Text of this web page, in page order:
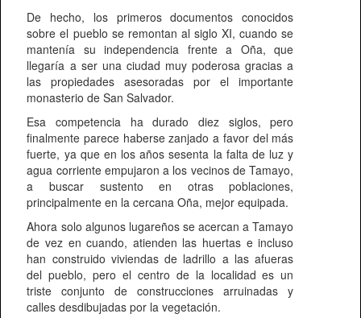
De hecho, los primeros documentos conocidos
sobre el pueblo se remontan al siglo XI, cuando se
mantenía su independencia frente a Oña, que
llegaría a ser una ciudad muy poderosa gracias a
las propiedades asesoradas por el importante
monasterio de San Salvador.
Esa competencia ha durado diez siglos, pero
finalmente parece haberse zanjado a favor del más
fuerte, ya que en los años sesenta la falta de luz y
agua corriente empujaron a los vecinos de Tamayo,
a buscar sustento en otras poblaciones,
principalmente en la cercana Oña, mejor equipada.
Ahora solo algunos lugareños se acercan a Tamayo
de vez en cuando, atienden las huertas e incluso
han construido viviendas de ladrillo a las afueras
del pueblo, pero el centro de la localidad es un
triste conjunto de construcciones arruinadas y
calles desdibujadas por la vegetación.